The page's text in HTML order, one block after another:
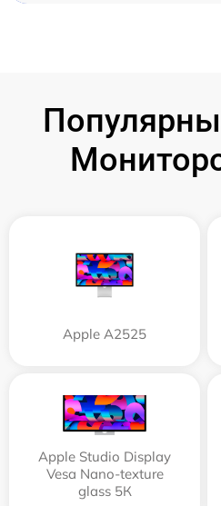
Apple А2525
Apple Studio Display
Vesa Nano-texture
glass 5К